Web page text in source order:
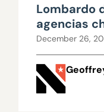
Lombardo
agencias
December 26,